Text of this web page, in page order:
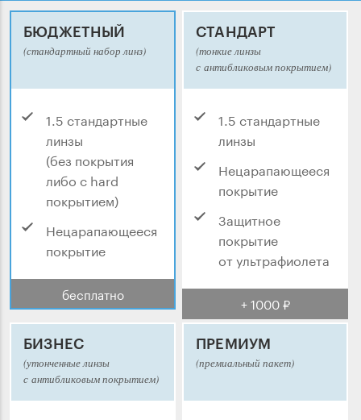
БЮДЖЕТНЫЙ
(стандартный набор линз)
1.5 стандартные
линзы
(без покрытия
либо с hard
покрытием)
Нецарапающееся
покрытие
бесплатно
СТАНДАРТ
(тонкие линзы
с антибликовым покрытием)
1.5 стандартные
линзы
Нецарапающееся
покрытие
Защитное
покрытие
от ультрафиолета
+ 1000 ₽
БИЗНЕС
(утонченные линзы
с антибликовым покрытием)
ПРЕМИУМ
(премиальный пакет)